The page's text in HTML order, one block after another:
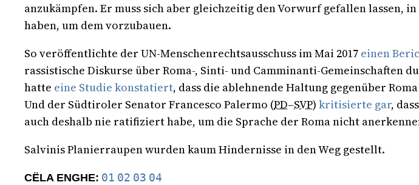
anzukämpfen. Er muss sich aber gleichzeitig den Vorwurf gefallen lassen,
haben, um dem vorzubauen.
So veröffentlichte der UN-Menschenrechtsausschuss im Mai 2017 einen
rassistische Diskurse über Roma-, Sinti- und Camminanti-
hatte eine Studie konstatiert, dass die ablehnende Haltung gegenüber
Und der Südtiroler Senator Francesco Palermo (PD–SVP) kritisierte gar,
auch deshalb nie ratifiziert habe, um die Sprache der Roma nicht
Salvinis Planierraupen wurden kaum Hindernisse in den Weg gestellt.
CËLA ENGHE: 01 02 03 04